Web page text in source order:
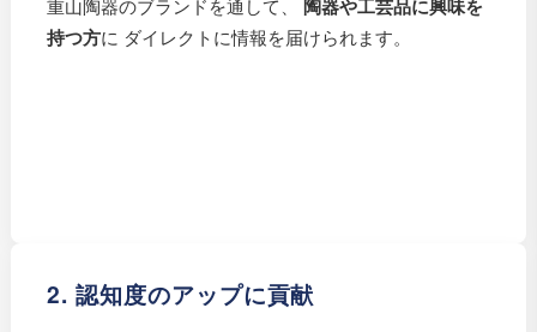
重山陶器のブランドを通して、 陶器や工芸品に興味を
持つ方に ダイレクトに情報を届けられます。
2. 認知度のアップに貢献